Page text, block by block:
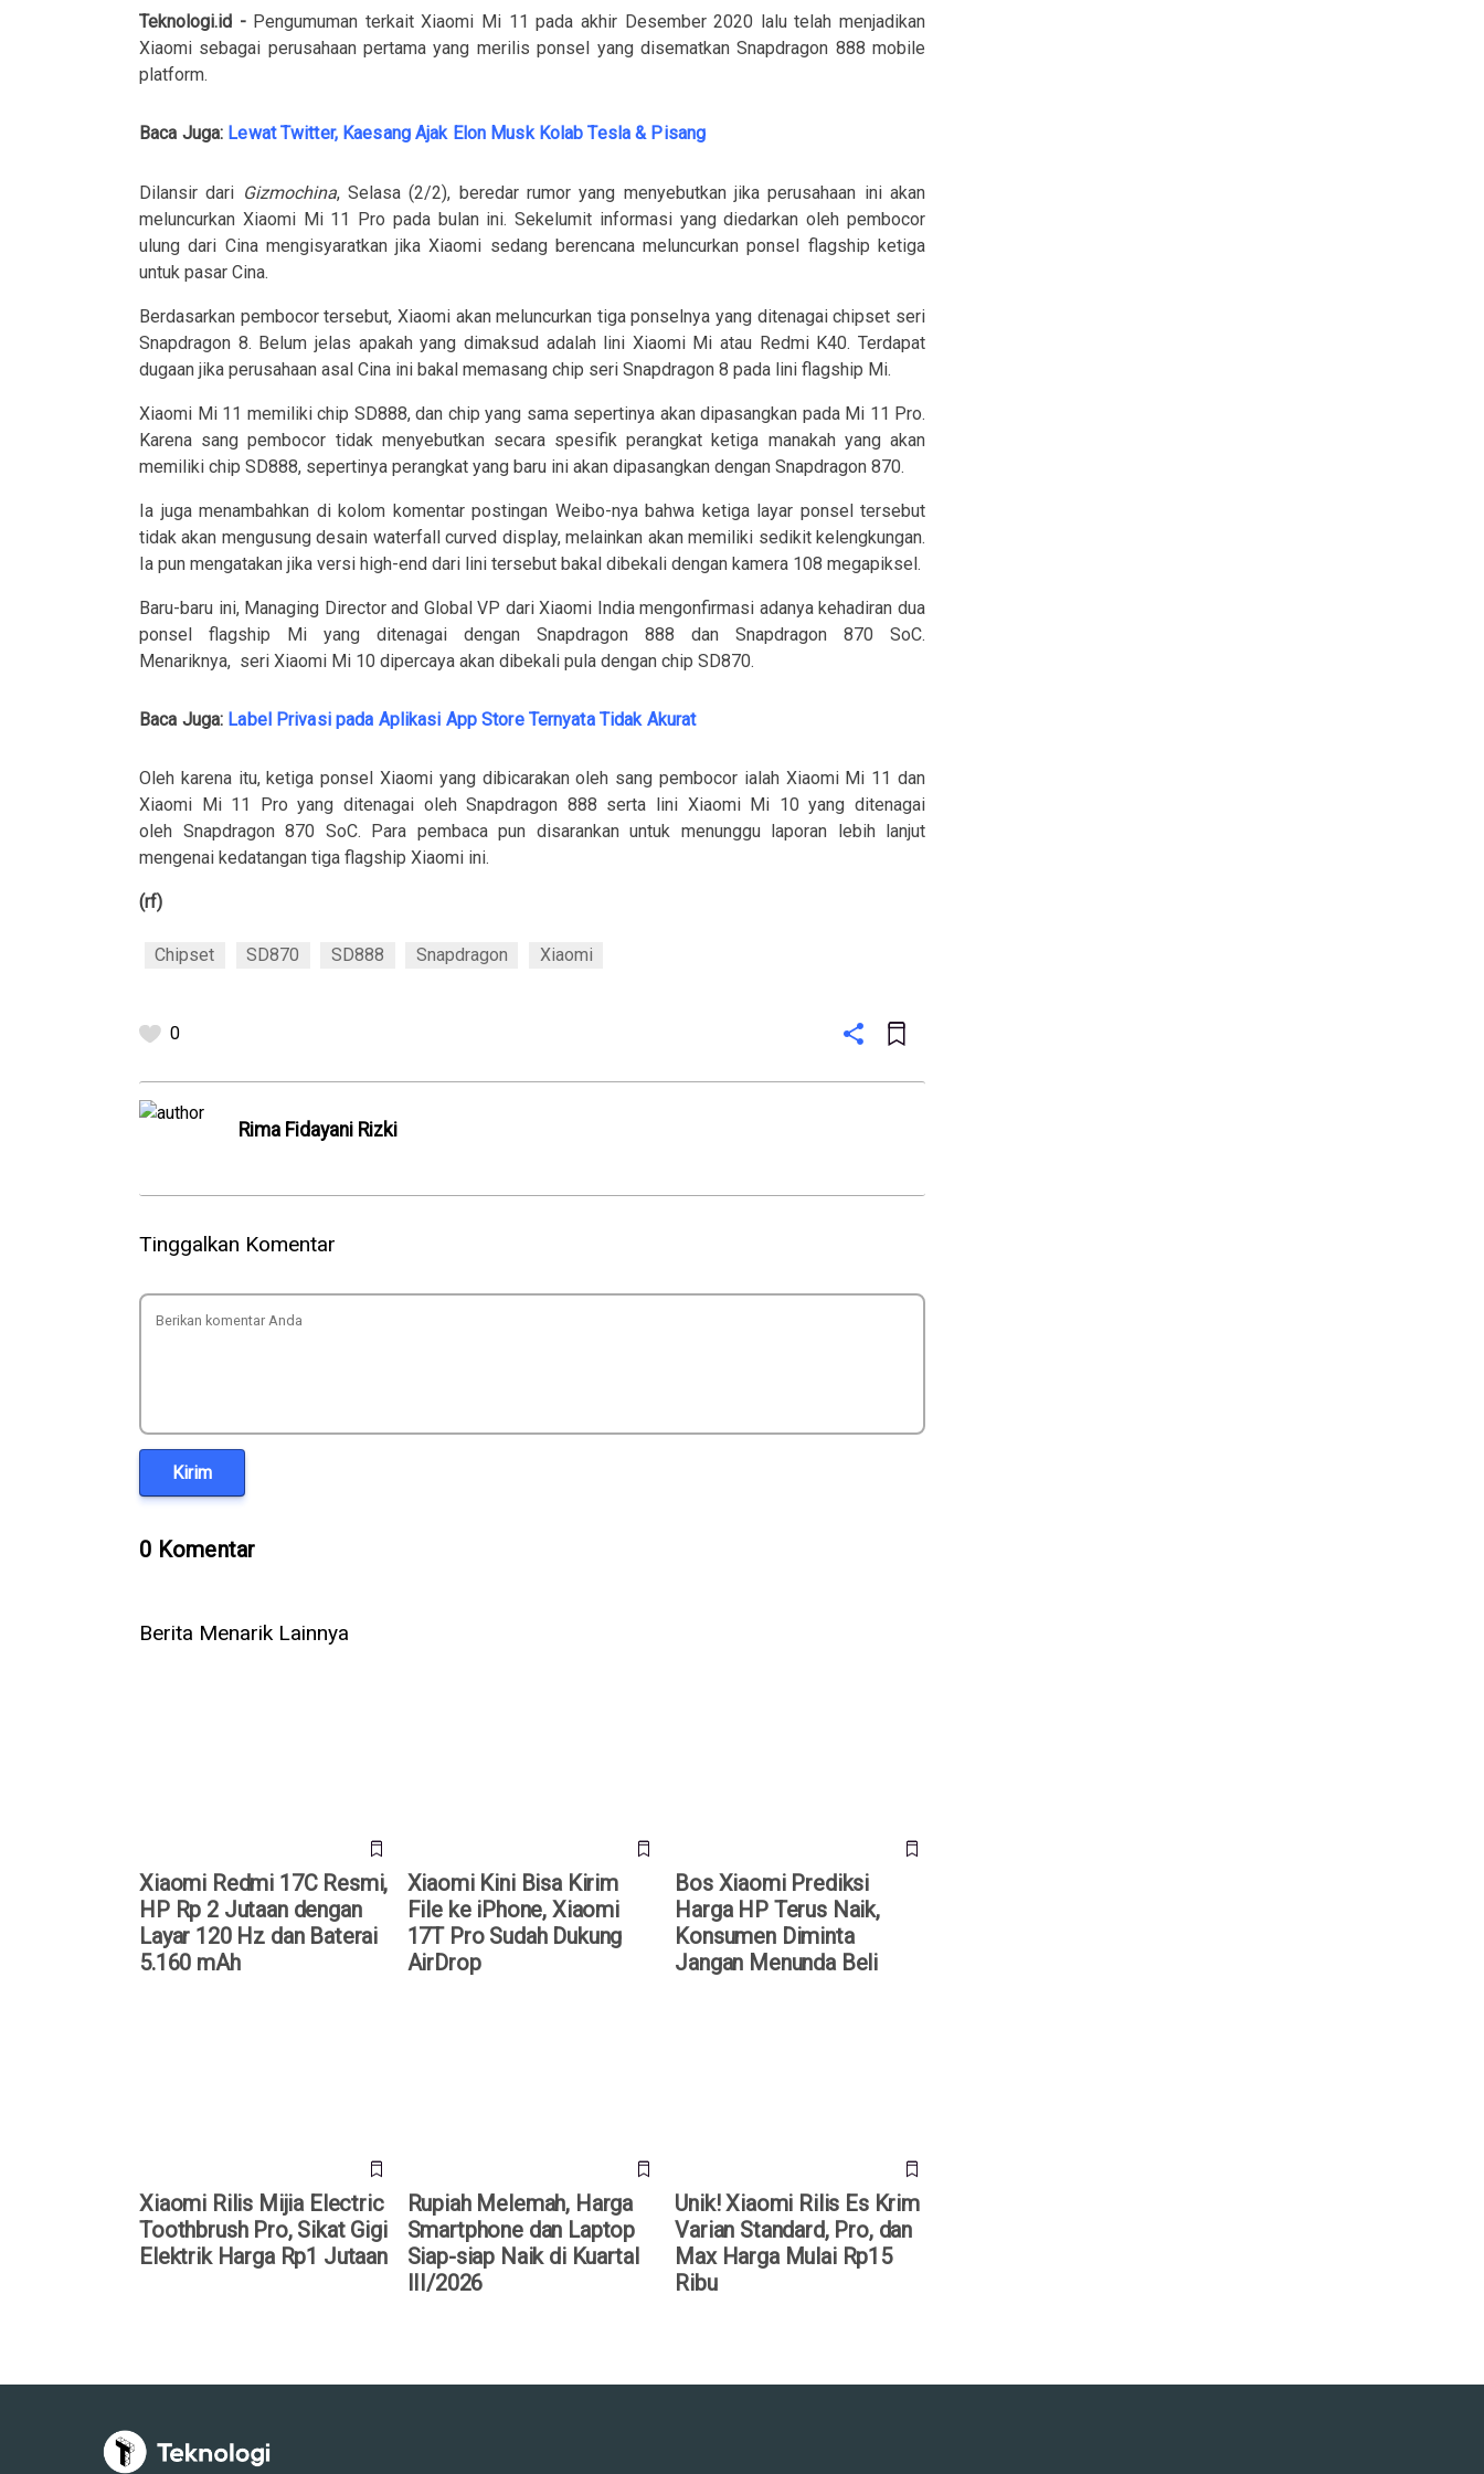
Teknologi.id -Pengumuman terkait Xiaomi Mi 11 pada akhir Desember 2020 lalu telah menjadikan
Xiaomi sebagai perusahaan pertama yang merilis ponsel yang disematkan Snapdragon 888 mobile
platform.
Baca Juga: Lewat Twitter, Kaesang Ajak Elon Musk Kolab Tesla & Pisang
Dilansir dari Gizmochina, Selasa (2/2), beredar rumor yang menyebutkan jika perusahaan ini akan
meluncurkan Xiaomi Mi 11 Pro pada bulan ini. Sekelumit informasi yang diedarkan oleh pembocor
ulung dari Cina mengisyaratkan jika Xiaomi sedang berencana meluncurkan ponsel flagship ketiga
untuk pasar Cina.
Berdasarkan pembocor tersebut, Xiaomi akan meluncurkan tiga ponselnya yang ditenagai chipset seri
Snapdragon 8. Belum jelas apakah yang dimaksud adalah lini Xiaomi Mi atau Redmi K40. Terdapat
dugaan jika perusahaan asal Cina ini bakal memasang chip seri Snapdragon 8 pada lini flagship Mi.
Xiaomi Mi 11 memiliki chip SD888, dan chip yang sama sepertinya akan dipasangkan pada Mi 11 Pro.
Karena sang pembocor tidak menyebutkan secara spesifik perangkat ketiga manakah yang akan
memiliki chip SD888, sepertinya perangkat yang baru ini akan dipasangkan dengan Snapdragon 870.
Ia juga menambahkan di kolom komentar postingan Weibo-nya bahwa ketiga layar ponsel tersebut
tidak akan mengusung desain waterfall curved display, melainkan akan memiliki sedikit kelengkungan.
Ia pun mengatakan jika versi high-end dari lini tersebut bakal dibekali dengan kamera 108 megapiksel.
Baru-baru ini, Managing Director and Global VP dari Xiaomi India mengonfirmasi adanya kehadiran dua
ponsel flagship Mi yang ditenagai dengan Snapdragon 888 dan Snapdragon 870 SoC.
Menariknya, seri Xiaomi Mi 10 dipercaya akan dibekali pula dengan chip SD870.
Baca Juga: Label Privasi pada Aplikasi App Store Ternyata Tidak Akurat
Oleh karena itu, ketiga ponsel Xiaomi yang dibicarakan oleh sang pembocor ialah Xiaomi Mi 11 dan
Xiaomi Mi 11 Pro yang ditenagai oleh Snapdragon 888 serta lini Xiaomi Mi 10 yang ditenagai
oleh Snapdragon 870 SoC. Para pembaca pun disarankan untuk menunggu laporan lebih lanjut
mengenai kedatangan tiga flagship Xiaomi ini.
(rf)
Chipset SD870 SD888 Snapdragon Xiaomi
0
Rima Fidayani Rizki
Tinggalkan Komentar
Kirim
0 Komentar
Berita Menarik Lainnya
Xiaomi Redmi 17C Resmi,
HP Rp 2 Jutaan dengan
Layar 120 Hz dan Baterai
5.160 mAh
Xiaomi Kini Bisa Kirim
File ke iPhone, Xiaomi
17T Pro Sudah Dukung
AirDrop
Bos Xiaomi Prediksi
Harga HP Terus Naik,
Konsumen Diminta
Jangan Menunda Beli
Xiaomi Rilis Mijia Electric
Toothbrush Pro, Sikat Gigi
Elektrik Harga Rp1 Jutaan
Rupiah Melemah, Harga
Smartphone dan Laptop
Siap-siap Naik di Kuartal
III/2026
Unik! Xiaomi Rilis Es Krim
Varian Standard, Pro, dan
Max Harga Mulai Rp15
Ribu